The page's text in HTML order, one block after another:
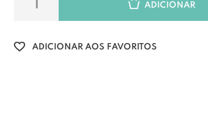
ADICIONAR
ADICIONAR AOS FAVORITOS